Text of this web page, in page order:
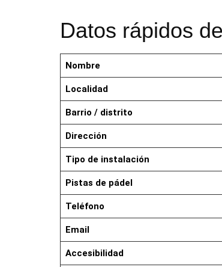
Datos rápidos
Nombre
Localidad
Barrio / distrito
Dirección
Tipo de instalación
Pistas de pádel
Teléfono
Email
Accesibilidad